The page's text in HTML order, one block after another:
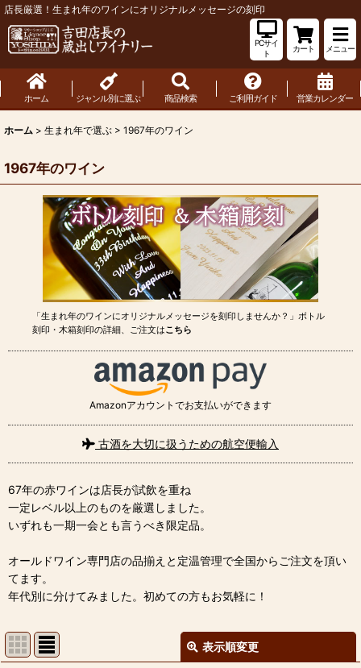
店長厳選！生まれ年のワインにオリジナルメッセージの刻印
PCサイ
ト
カート メニュー
ホーム ジャンル別に選ぶ 商品検索 ご利用ガイド 営業カレンダー
ホーム > 生まれ年で選ぶ > 1967年のワイン
1967年のワイン
「生まれ年のワインにオリジナルメッセージを刻印しませんか？」ボトル
刻印・木箱刻印の詳細、ご注文はこちら
Amazonアカウントでお支払いができます
古酒を大切に扱うための航空便輸入
67年の赤ワインは店長が試飲を重ね
一定レベル以上のものを厳選しました。
いずれも一期一会とも言うべき限定品。
オールドワイン専門店の品揃えと定温管理で全国からご注文を頂い
てます。
年代別に分けてみました。初めての方もお気軽に！
表示順変更